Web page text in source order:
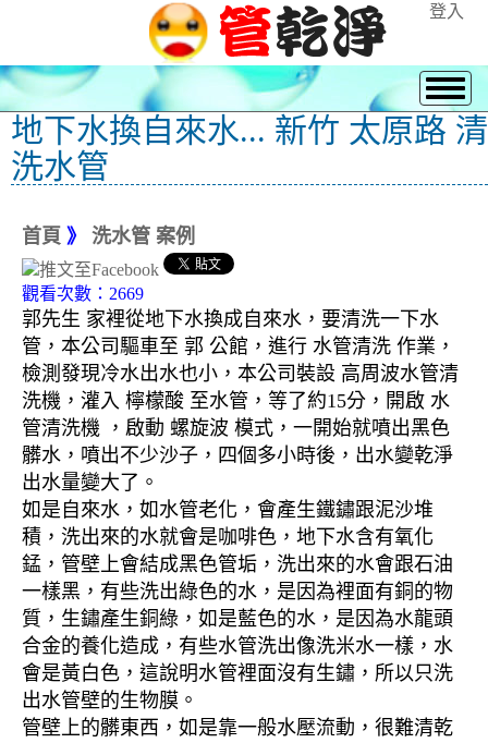
登入
地下水換自來水... 新竹 太原路 清
洗水管
首頁 》 洗水管 案例
觀看次數：2669
郭先生 家裡從地下水換成自來水，要清洗一下水
管，本公司驅車至 郭 公館，進行 水管清洗 作業，
檢測發現冷水出水也小，本公司裝設 高周波水管清
洗機，灌入 檸檬酸 至水管，等了約15分，開啟 水
管清洗機 ，啟動 螺旋波 模式，一開始就噴出黑色
髒水，噴出不少沙子，四個多小時後，出水變乾淨
出水量變大了。
如是自來水，如水管老化，會產生鐵鏽跟泥沙堆
積，洗出來的水就會是咖啡色，地下水含有氧化
錳，管壁上會結成黑色管垢，洗出來的水會跟石油
一樣黑，有些洗出綠色的水，是因為裡面有銅的物
質，生鏽產生銅綠，如是藍色的水，是因為水龍頭
合金的養化造成，有些水管洗出像洗米水一樣，水
會是黃白色，這說明水管裡面沒有生鏽，所以只洗
出水管壁的生物膜。
管壁上的髒東西，如是靠一般水壓流動，很難清乾